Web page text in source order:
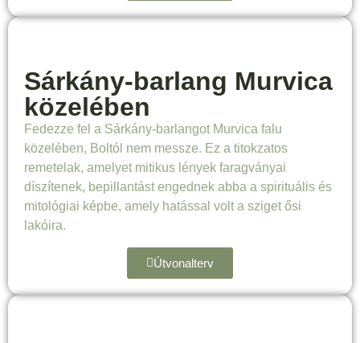
Sárkány-barlang Murvica
közelében
Fedezze fel a Sárkány-barlangot Murvica falu
közelében, Boltól nem messze. Ez a titokzatos
remetelak, amelyet mitikus lények faragványai
díszítenek, bepillantást engednek abba a spirituális és
mitológiai képbe, amely hatással volt a sziget ősi
lakóira.
Útvonalterv